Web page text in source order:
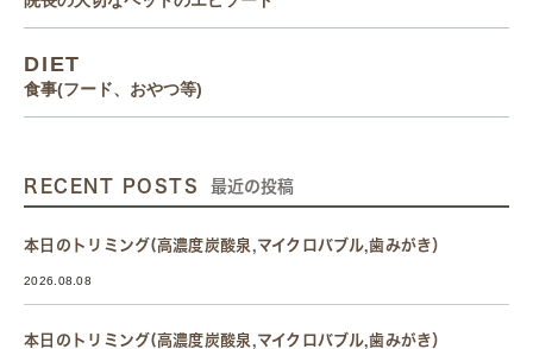
DIET
食事(フード、おやつ等)
RECENT POSTS 最近の投稿
本日のトリミング(高濃度炭酸泉,マイクロバブル,歯みがき）
2026.08.08
本日のトリミング(高濃度炭酸泉,マイクロバブル,歯みがき）